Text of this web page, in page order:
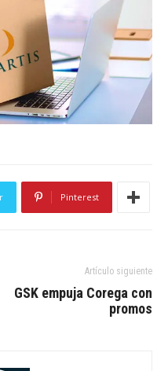
Pinterest
Artículo siguiente
GSK empuja Corega con
promos